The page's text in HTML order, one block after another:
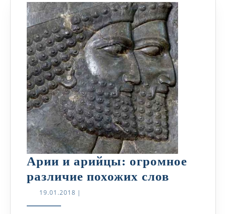
Арии и арийцы: огромное
различие похожих слов
19.01.2018 19.01.2018
|